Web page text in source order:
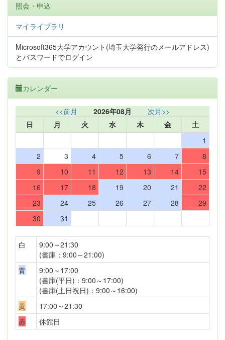
照会・申込
マイライブラリ
Microsoft365大学アカウント(埼玉大学発行のメールアドレス)
とパスワードでログイン
カレンダー
<<前月 2026年08月
次月>>
日
月 火 水 木 金
土
1
2
3 4 5 6 7
8
9
10 11 12 13 14
15
16
17 18 19 20 21
22
23
24 25 26 27 28
29
30
31
白
9:00～21:30
(書庫：9:00～21:00)
青
9:00～17:00
(書庫(平日)：9:00～17:00)
(書庫(土日祝日)：9:00～16:00)
黄
17:00～21:30
赤
休館日